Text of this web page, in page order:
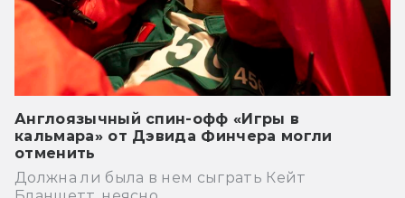
Англоязычный спин-офф «Игры в
кальмара» от Дэвида Финчера могли
отменить
Должна ли была в нем сыграть Кейт